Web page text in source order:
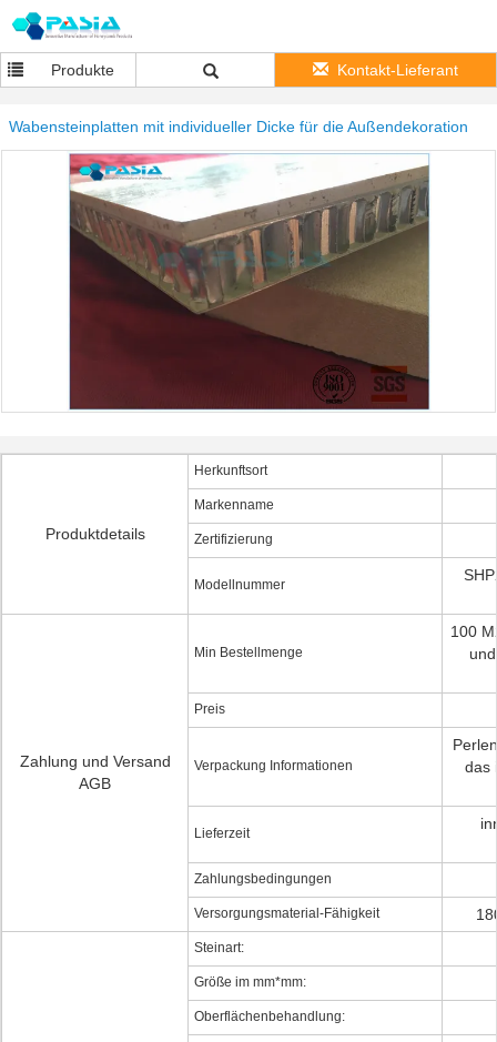
Produkte Kontakt-Lieferant
Wabensteinplatten mit individueller Dicke für die Außendekoration
Produktdetails
Herkunftsort
Markenname
Zertifizierung
Modellnummer
Zahlung und Versand
AGB
Min Bestellmenge
100
Preis
Verpackung Informationen
das
Lieferzeit
Zahlungsbedingungen
Versorgungsmaterial-Fähigkeit
Steinart:
Größe im mm*mm:
Oberflächenbehandlung: